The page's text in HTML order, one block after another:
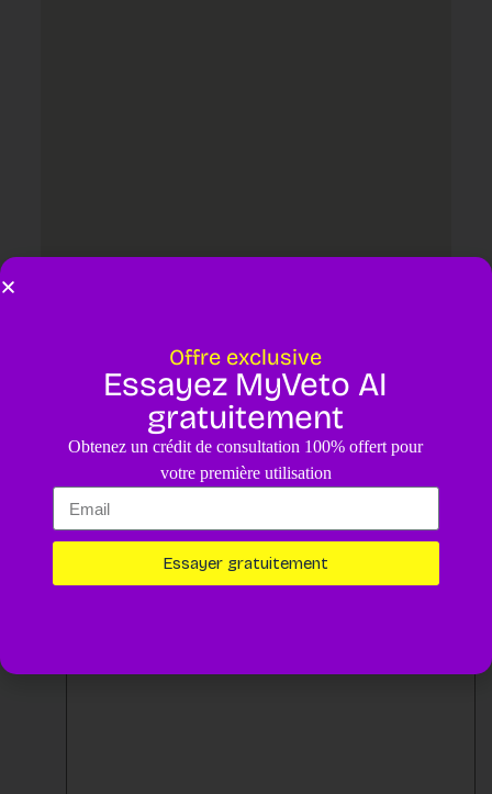
Laisser un commentaire
Votre adresse e-mail ne sera pas publiée. Les champs obligatoires
sont indiqués avec*
Nom
Offre exclusive
Essayez MyVeto AI
gratuitement
Obtenez un crédit de consultation 100% offert pour
votre première utilisation
Essayer gratuitement